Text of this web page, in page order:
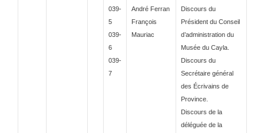
039-
5
039-
6
039-
7
André Ferran
François
Mauriac
Discours du
Président du Conseil
d’administration du
Musée du Cayla.
Discours du
Secrétaire général
des Écrivains de
Province.
Discours de la
déléguée de la